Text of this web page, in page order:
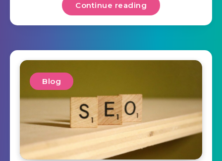
Continue reading
Blog